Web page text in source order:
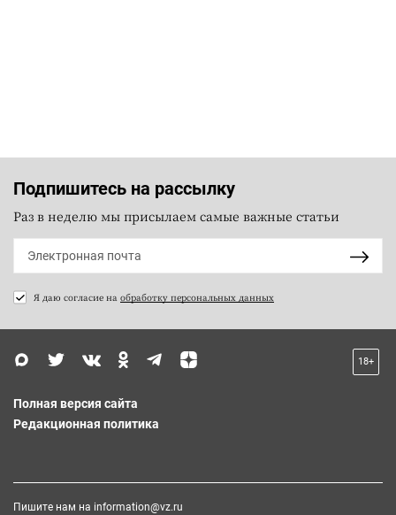
Подпишитесь на рассылку
Раз в неделю мы присылаем самые важные статьи
Я даю согласие на обработку персональных данных
18+
Полная версия сайта
Редакционная политика
Пишите нам на information@vz.ru